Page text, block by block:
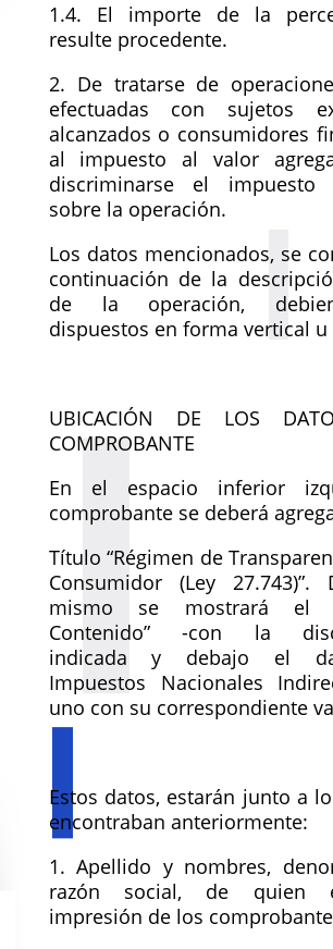
1.4. El importe de la
resulte procedente.
2. De tratarse de
efectuadas con sujetos
alcanzados o consumidores
al impuesto al valor
discriminarse el impuesto
sobre la operación.
Los datos mencionados, se
continuación de la
de la operación,
dispuestos en forma vertical
UBICACIÓN DE LOS
COMPROBANTE
En el espacio inferior
comprobante se deberá
Título “Régimen de
Consumidor (Ley 27.743)”.
mismo se mostrará el
Contenido” -con la
indicada y debajo el
Impuestos Nacionales
uno con su correspondiente
Estos datos, estarán junto a
encontraban anteriormente:
1. Apellido y nombres,
razón social, de quien
impresión de los